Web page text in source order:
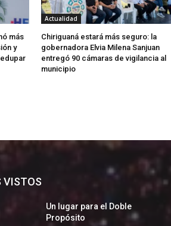
más
y
Actualidad
Chiriguaná estará más seguro: la
gobernadora Elvia Milena Sanjuan
entregó 90 cámaras de vigilancia al
municipio
VISTOS
Un lugar para el Doble
Propósito